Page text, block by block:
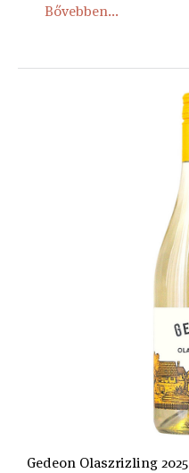
Bővebben...
Gedeon Olaszrizling 2025